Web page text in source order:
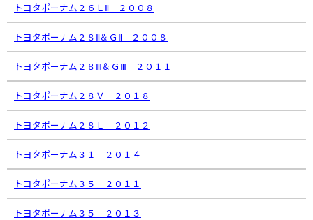
トヨタポーナム２６ＬⅡ ２００８
トヨタポーナム２８Ⅱ＆ＧⅡ ２００８
トヨタポーナム２８Ⅲ＆ＧⅢ ２０１１
トヨタポーナム２８Ｖ ２０１８
トヨタポーナム２８Ｌ ２０１２
トヨタポーナム３１ ２０１４
トヨタポーナム３５ ２０１１
トヨタポーナム３５ ２０１３